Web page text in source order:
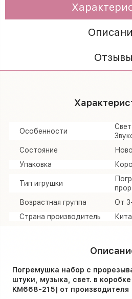
Отзывы
Особенности
Состояние
Упаковка
Тип игрушки
Возрастная группа
От
Страна производитель
Погремушка набор с
штуки, музыка, свет. в
KM668-215| от производителя